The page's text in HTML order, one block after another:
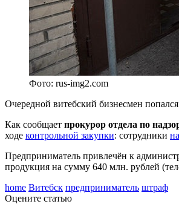
Фото: rus-img2.com
Очередной витебский бизнесмен
Как сообщает прокурор отдела по
ходе контрольной закупки: сотрудники
Предприниматель привлечён к
продукция на сумму 640 млн. рублей
home Витебск предприниматель штраф
Оцените статью